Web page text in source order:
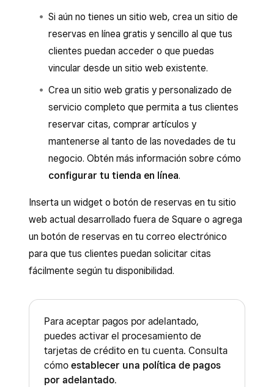
Si aún no tienes un sitio web, crea un sitio de
reservas en línea gratis y sencillo al que tus
clientes puedan acceder o que puedas
vincular desde un sitio web existente.
Crea un sitio web gratis y personalizado de
servicio completo que permita a tus clientes
reservar citas, comprar artículos y
mantenerse al tanto de las novedades de tu
negocio. Obtén más información sobre cómo
configurar tu tienda en línea.
Inserta un widget o botón de reservas en tu sitio
web actual desarrollado fuera de Square o agrega
un botón de reservas en tu correo electrónico
para que tus clientes puedan solicitar citas
fácilmente según tu disponibilidad.
Para aceptar pagos por adelantado,
puedes activar el procesamiento de
tarjetas de crédito en tu cuenta. Consulta
cómo establecer una política de pagos
por adelantado.